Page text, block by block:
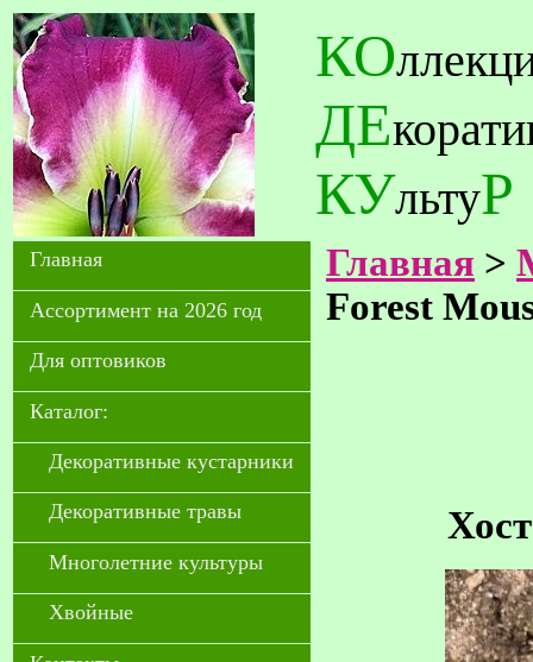
КО
ДЕ
КУльтуР
Главная
Ассортимент на 2026 год
Для оптовиков
Каталог:
Декоративные кустарники
Декоративные травы
Многолетние культуры
Хвойные
Главная >
Forest